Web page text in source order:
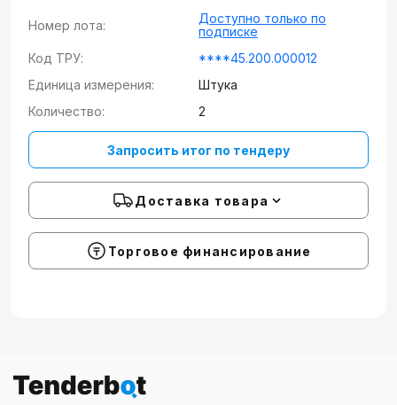
Номер лота:
Доступно только по
подписке
Код ТРУ:
****45.200.000012
Единица измерения:
Штука
Количество:
2
Запросить итог по тендеру
Доставка товара
Торговое финансирование